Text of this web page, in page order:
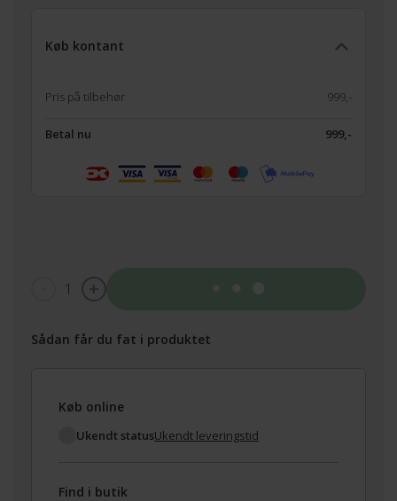
Køb kontant
Pris på tilbehør 999,-
Betal nu 999,-
1
Sådan får du fat i produktet
Køb online
Ukendt statusUkendt leveringstid
Find i butik